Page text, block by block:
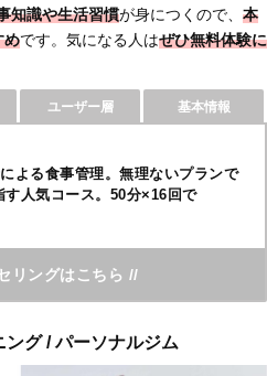
知識や生活習慣が身につくので、 本
めです。気になる人はぜひ無料体験に
ユーザー層 基本情報
よる食事管理。無理ないプランで
す人気コース。50分×16回で
リングはこちら //
グ / パーソナルジム